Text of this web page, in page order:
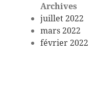
Archives
juillet 2022
mars 2022
février 2022